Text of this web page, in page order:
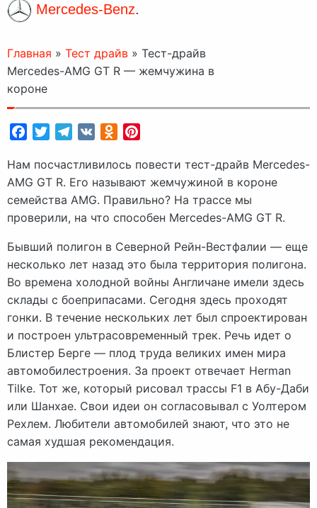
Mercedes-Benz.
Главная » Тест драйв » Тест-драйв
Mercedes-AMG GT R — жемчужина в
короне
FacebookTwitterTelegram
VK Odnoklassniki
Нам посчастливилось повести тест-драйв Mercedes-
AMG GT R. Его называют жемчужиной в короне
семейства AMG. Правильно? На трассе мы
проверили, на что способен Mercedes-AMG GT R.
Бывший полигон в Северной Рейн-Вестфалии — еще
несколько лет назад это была территория полигона.
Во времена холодной войны Англичане имели здесь
склады с боеприпасами. Сегодня здесь проходят
гонки. В течение нескольких лет был спроектирован
и построен ультрасовременный трек. Речь идет о
Блистер Берге — плод труда великих имен мира
автомобилестроения. За проект отвечает Herman
Tilke. Тот же, который рисовал трассы F1 в Абу-Даби
или Шанхае. Свои идеи он согласовывал с Уолтером
Рехлем. Любители автомобилей знают, что это не
самая худшая рекомендация.